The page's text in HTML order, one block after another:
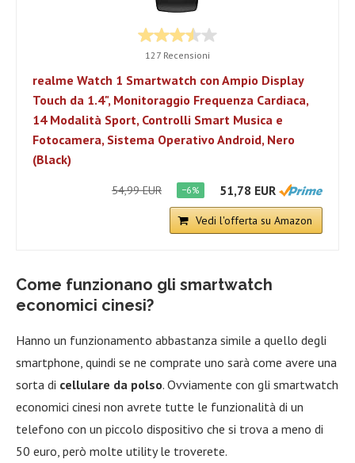
127 Recensioni
realme Watch 1 Smartwatch con Ampio Display
Touch da 1.4", Monitoraggio Frequenza Cardiaca,
14 Modalità Sport, Controlli Smart Musica e
Fotocamera, Sistema Operativo Android, Nero
(Black)
54,99 EUR −6% 51,78 EUR
Vedi l'offerta su Amazon
Come funzionano gli smartwatch
economici cinesi?
Hanno un funzionamento abbastanza simile a quello degli
smartphone, quindi se ne comprate uno sarà come avere una
sorta di cellulare da polso. Ovviamente con gli smartwatch
economici cinesi non avrete tutte le funzionalità di un
telefono con un piccolo dispositivo che si trova a meno di
50 euro, però molte utility le troverete.